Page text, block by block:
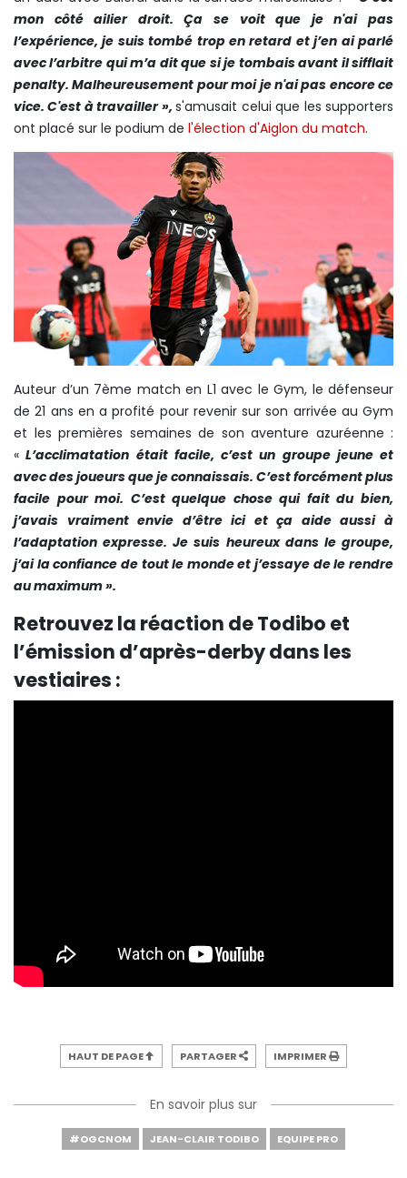
mon côté ailier droit. Ça se voit que je n'ai pas
l’expérience, je suis tombé trop en retard et j’en ai parlé
avec l’arbitre qui m’a dit que si je tombais avant il sifflait
penalty. Malheureusement pour moi je n'ai pas encore ce
vice. C'est à travailler »,s'amusait celui que les supporters
ont placé sur le podium de l'élection d'Aiglon du match.
Auteur d’un 7ème match en L1 avec le Gym, le défenseur
de 21 ans en a profité pour revenir sur son arrivée au Gym
et les premières semaines de son aventure azuréenne :
« L’acclimatation était facile, c’est un groupe jeune et
avec des joueurs que je connaissais. C’est forcément plus
facile pour moi. C’est quelque chose qui fait du bien,
j’avais vraiment envie d’être ici et ça aide aussi à
l’adaptation expresse. Je suis heureux dans le groupe,
j’ai la confiance de tout le monde et j’essaye de le rendre
au maximum ».
Retrouvez la réaction de Todibo et
l’émission d’après-derby dans les
vestiaires :
HAUT DE PAGE PARTAGER IMPRIMER
En savoir plus sur
#OGCNOM JEAN-CLAIR TODIBO EQUIPE PRO